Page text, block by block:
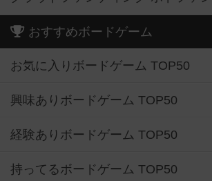
おすすめボードゲーム
お気に入りボードゲーム TOP50
興味ありボードゲーム TOP50
経験ありボードゲーム TOP50
持ってるボードゲーム TOP50